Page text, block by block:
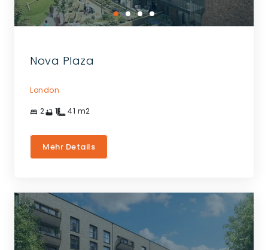
Nova Plaza
London
2 1 41 m2
Mehr Details